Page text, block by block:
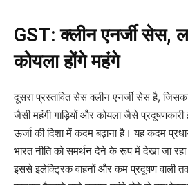
GST: क्लीन एनर्जी सेस,
कोयला होंगे महंगे
दूसरा प्रस्तावित सेस क्लीन एनर्जी सेस है,
जैसी महंगी गाड़ियों और कोयला जैसे
ऊर्जा की दिशा में कदम बढ़ाना है। यह कदम
भारत नीति को समर्थन देने के रूप में देखा जा
इससे इलेक्ट्रिक वाहनों और कम प्रदूषण वाली